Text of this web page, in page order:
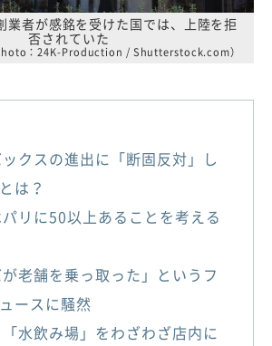
業者が感銘を受けた国では、上陸を拒
否されていた
：24K-Production / Shutterstock.com）
クスの進出に「断固反対」し
は？
リに50以上あることを考える
が老舗を乗っ取った」というフ
ースに騒然
水飲み場」をわざわざ店内に